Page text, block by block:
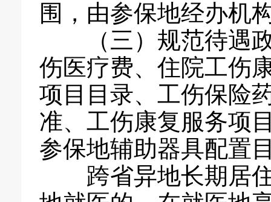
围，由参保地经办机
（三）规范待遇政
伤医疗费、住院工伤
项目目录、工伤保险
准、工伤康复服务项
参保地辅助器具配置
跨省异地长期居住